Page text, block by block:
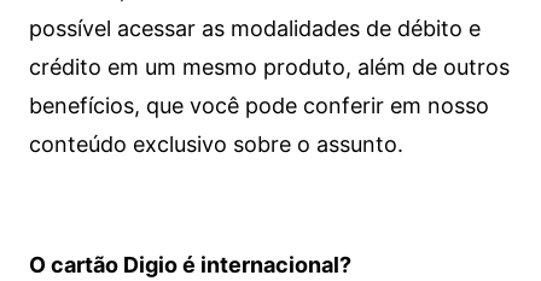
possível acessar as modalidades de débito e
crédito em um mesmo produto, além de outros
benefícios, que você pode conferir em nosso
conteúdo exclusivo sobre o assunto.
O cartão Digio é internacional?